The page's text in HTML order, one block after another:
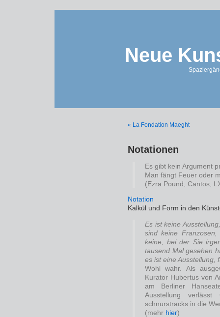
Neue
« La Fondation Maeght
Notationen
Es gibt kein Argument
Man fängt Feuer oder
(Ezra Pound, Cantos,
Notation
Kalkül und Form in den
Es ist keine
sind keine
keine, bei der Sie
tausend Mal gesehen
es ist eine Ausstellung,
Wohl wahr. Als
Kurator Hubertus von
am Berliner
Ausstellung
schnurstracks in die
(mehr hier)